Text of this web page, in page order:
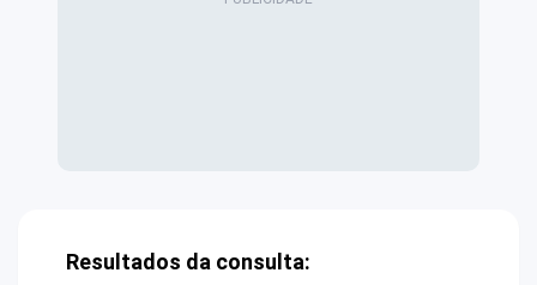
Resultados da consulta: